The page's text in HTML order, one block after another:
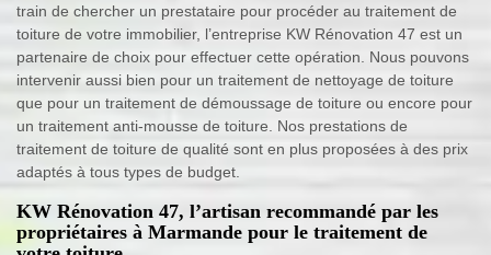
train de chercher un prestataire pour procéder au traitement de
toiture de votre immobilier, l’entreprise KW Rénovation 47 est un
partenaire de choix pour effectuer cette opération. Nous pouvons
intervenir aussi bien pour un traitement de nettoyage de toiture
que pour un traitement de démoussage de toiture ou encore pour
un traitement anti-mousse de toiture. Nos prestations de
traitement de toiture de qualité sont en plus proposées à des prix
adaptés à tous types de budget.
KW Rénovation 47, l’artisan recommandé par les
propriétaires à Marmande pour le traitement de